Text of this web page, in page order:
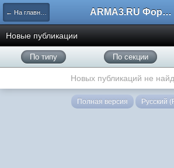
← На главную ARMA3.RU Форум
Новые публикации
По типу По секции
Новых публикаций не
Полная версия Русский